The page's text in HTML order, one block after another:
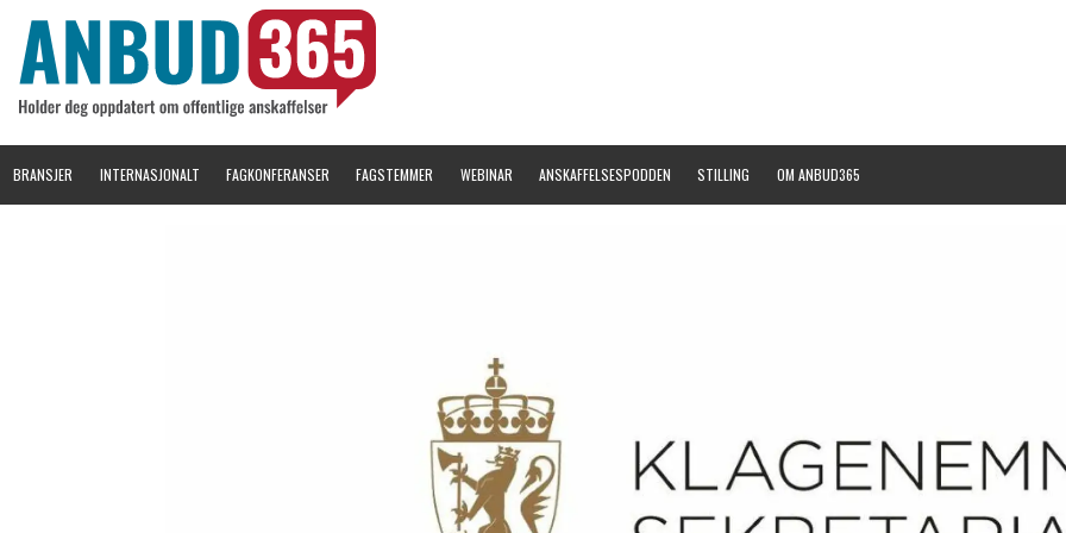
BRANSJER INTERNASJONALT FAGKONFERANSER FAGSTEMMER WEBINAR ANSKAFFELSESPODDEN STILLING OM ANBUD365